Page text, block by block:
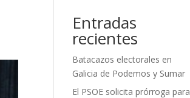
Entradas
recientes
Batacazos electorales en
Galicia de Podemos y Sumar
El PSOE solicita prórroga para